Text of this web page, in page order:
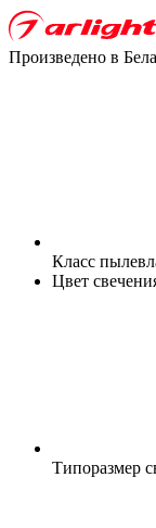
Произведено в
Класс
Цвет
Типоразмер